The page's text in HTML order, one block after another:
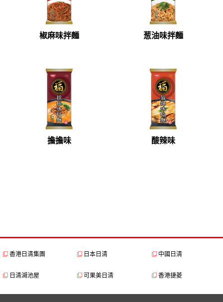
椒麻味拌麵 葱油味拌麵
擔擔味 酸辣味
香港日清集團 日本日清 中國日清
日清湖池屋 可果美日清 香港捷菱